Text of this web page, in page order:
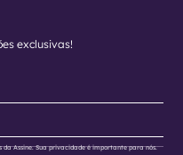
exclusivas!
da Assine. Sua privacidade é importante para nós.